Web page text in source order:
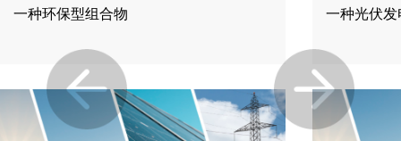
一种环保型组合物 一种光伏